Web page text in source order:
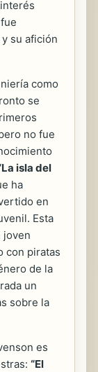
su afición
como
se
no fue
isla del
ha
en
Esta
joven
con piratas
de la
un
sobre la
es
“El